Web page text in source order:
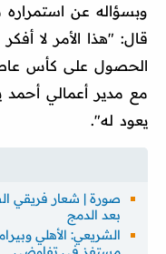
وبسؤاله عن
قال: "هذا الأمر لا
الحصول على كأس
مع مدير أعمالي
يعود له".
صورة | شعار فريقي
بعد الدمج
الشريعي: الأهلي